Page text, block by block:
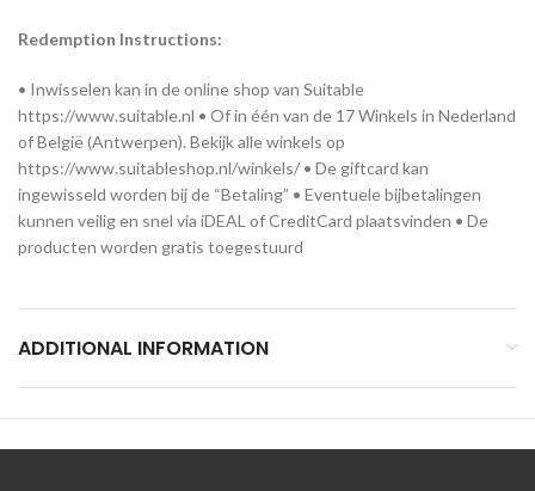
Redemption Instructions:
• Inwisselen kan in de online shop van Suitable
https://www.suitable.nl • Of in één van de 17 Winkels in Nederland
of België (Antwerpen). Bekijk alle winkels op
https://www.suitableshop.nl/winkels/ • De giftcard kan
ingewisseld worden bij de “Betaling” • Eventuele bijbetalingen
kunnen veilig en snel via iDEAL of CreditCard plaatsvinden • De
producten worden gratis toegestuurd
ADDITIONAL INFORMATION